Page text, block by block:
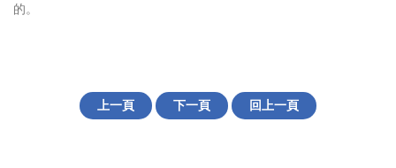
的。
上一頁 下一頁 回上一頁